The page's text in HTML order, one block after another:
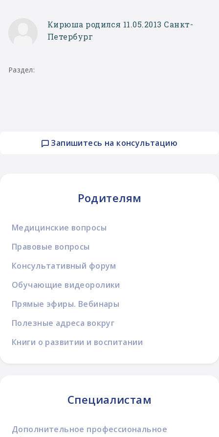
Запишитесь на консультацию
Родителям
Медицинские вопросы
Правовые вопросы
Консультативный форум
Обучающие видеоролики
Прямые эфиры. Вебинары
Полезные адреса вокруг
Книги о развитии и воспитании
Специалистам
Дополнительное профессиональное
Кирюша родился 11.05.2013 Санкт-
Петербург
Раздел: